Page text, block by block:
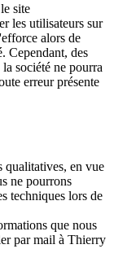
site
les utilisateurs sur
alors de
Cependant, des
société ne pourra
erreur présente
qualitatives, en vue
ne pourrons
techniques lors de
que nous
par mail à Thierry